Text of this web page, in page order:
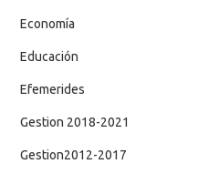
Economía
Educación
Efemerides
Gestion 2018-2021
Gestion2012-2017